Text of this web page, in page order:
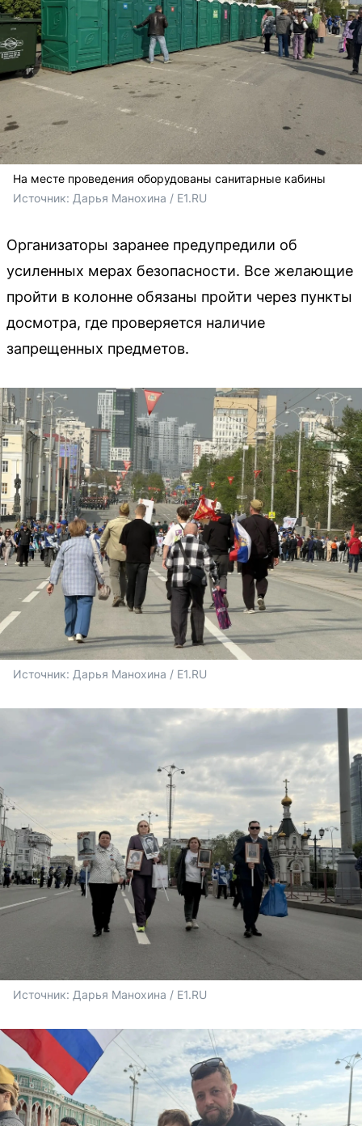
На месте проведения оборудованы санитарные кабины
Источник: Дарья Манохина / E1.RU
Организаторы заранее предупредили об
усиленных мерах безопасности. Все желающие
пройти в колонне обязаны пройти через пункты
досмотра, где проверяется наличие
запрещенных предметов.
Источник: Дарья Манохина / E1.RU
Источник: Дарья Манохина / E1.RU